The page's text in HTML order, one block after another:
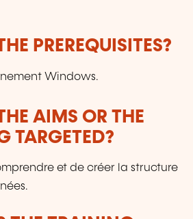
PREREQUISITES?
Windows.
AIMS OR THE
TARGETED?
et de créer la structure